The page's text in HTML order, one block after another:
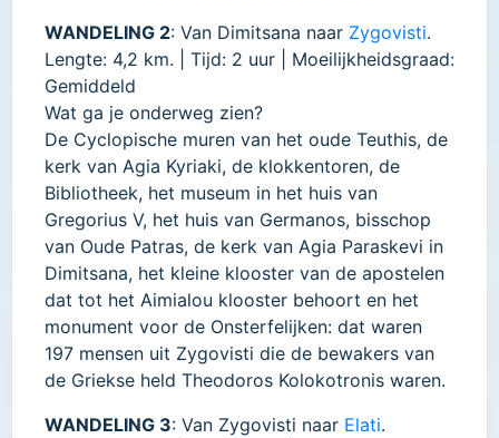
WANDELING 2: Van Dimitsana naar Zygovisti.
Lengte: 4,2 km. | Tijd: 2 uur | Moeilijkheidsgraad:
Gemiddeld
Wat ga je onderweg zien?
De Cyclopische muren van het oude Teuthis, de
kerk van Agia Kyriaki, de klokkentoren, de
Bibliotheek, het museum in het huis van
Gregorius V, het huis van Germanos, bisschop
van Oude Patras, de kerk van Agia Paraskevi in
Dimitsana, het kleine klooster van de apostelen
dat tot het Aimialou klooster behoort en het
monument voor de Onsterfelijken: dat waren
197 mensen uit Zygovisti die de bewakers van
de Griekse held Theodoros Kolokotronis waren.
WANDELING 3: Van Zygovisti naar Elati.